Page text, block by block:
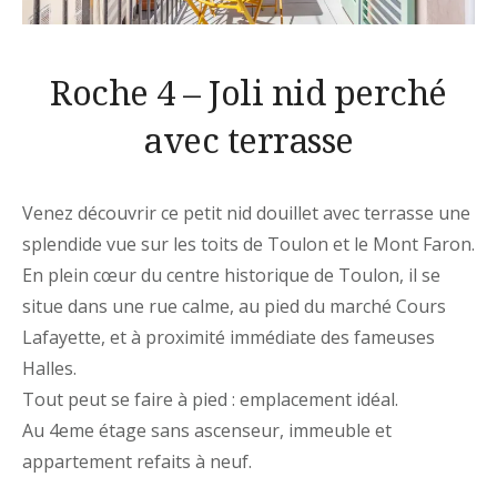
Roche 4 – Joli nid perché
avec terrasse
Venez découvrir ce petit nid douillet avec terrasse une
splendide vue sur les toits de Toulon et le Mont Faron.
En plein cœur du centre historique de Toulon, il se
situe dans une rue calme, au pied du marché Cours
Lafayette, et à proximité immédiate des fameuses
Halles.
Tout peut se faire à pied : emplacement idéal.
Au 4eme étage sans ascenseur, immeuble et
appartement refaits à neuf.